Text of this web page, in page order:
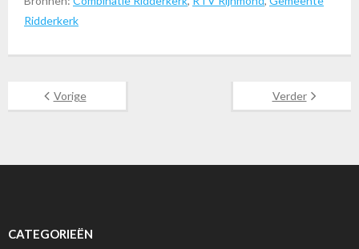
Ridderkerk
Vorige Verder
CATEGORIEËN